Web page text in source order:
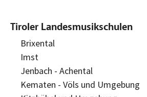
Tiroler Landesmusikschulen
Brixental
Imst
Jenbach - Achental
Kematen - Völs und Umgebung